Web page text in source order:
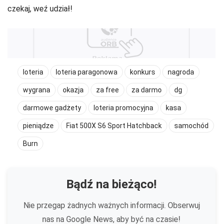
czekaj, weź udział!
loteria loteria paragonowa konkurs nagroda
wygrana okazja za free za darmo dg
darmowe gadżety loteria promocyjna kasa
pieniądze Fiat 500X S6 Sport Hatchback samochód
Burn
Bądź na bieżąco!
Nie przegap żadnych ważnych informacji. Obserwuj
nas na Google News, aby być na czasie!